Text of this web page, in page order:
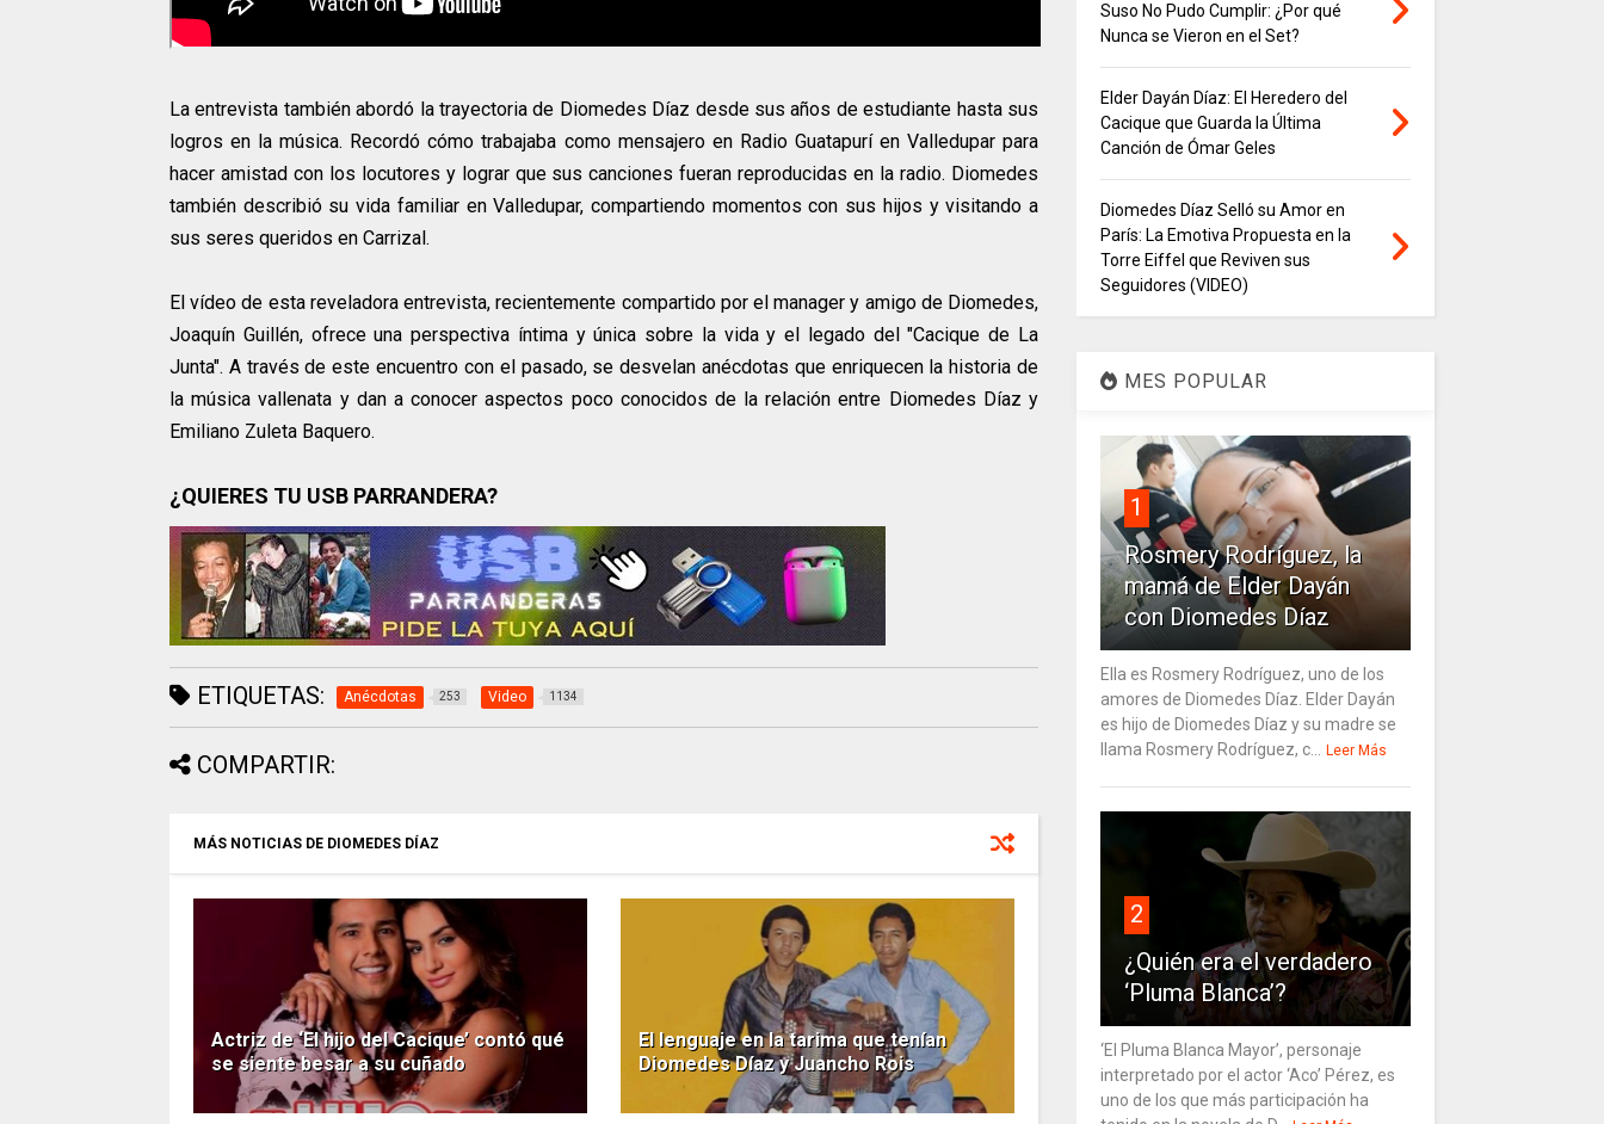
La entrevista también abordó la trayectoria de Diomedes Díaz desde sus años de estudiante hasta sus
logros en la música. Recordó cómo trabajaba como mensajero en Radio Guatapurí en Valledupar para
hacer amistad con los locutores y lograr que sus canciones fueran reproducidas en la radio. Diomedes
también describió su vida familiar en Valledupar, compartiendo momentos con sus hijos y visitando a
sus seres queridos en Carrizal.
El vídeo de esta reveladora entrevista, recientemente compartido por el manager y amigo de Diomedes,
Joaquín Guillén, ofrece una perspectiva íntima y única sobre la vida y el legado del "Cacique de La
Junta". A través de este encuentro con el pasado, se desvelan anécdotas que enriquecen la historia de
la música vallenata y dan a conocer aspectos poco conocidos de la relación entre Diomedes Díaz y
Emiliano Zuleta Baquero.
¿QUIERES TU USB PARRANDERA?
ETIQUETAS: Anécdotas 253 Video 1134
COMPARTIR:
MÁS NOTICIAS DE DIOMEDES DÍAZ
Actriz de ‘El hijo del Cacique’ contó qué
se siente besar a su cuñado
El lenguaje en la tarima que tenían
Diomedes Díaz y Juancho Rois
Suso No Pudo Cumplir: ¿Por qué
Nunca se Vieron en el Set?
Elder Dayán Díaz: El Heredero del
Cacique que Guarda la Última
Canción de Ómar Geles
Diomedes Díaz Selló su Amor en
París: La Emotiva Propuesta en la
Torre Eiffel que Reviven sus
Seguidores (VIDEO)
MES POPULAR
1
Rosmery Rodríguez, la
mamá de Elder Dayán
con Diomedes Díaz
Ella es Rosmery Rodríguez, uno de los
amores de Diomedes Díaz. Elder Dayán
es hijo de Diomedes Díaz y su madre se
llama Rosmery Rodríguez, c... Leer Más
2
¿Quién era el verdadero
‘Pluma Blanca’?
‘El Pluma Blanca Mayor’, personaje
interpretado por el actor ‘Aco’ Pérez, es
uno de los que más participación ha